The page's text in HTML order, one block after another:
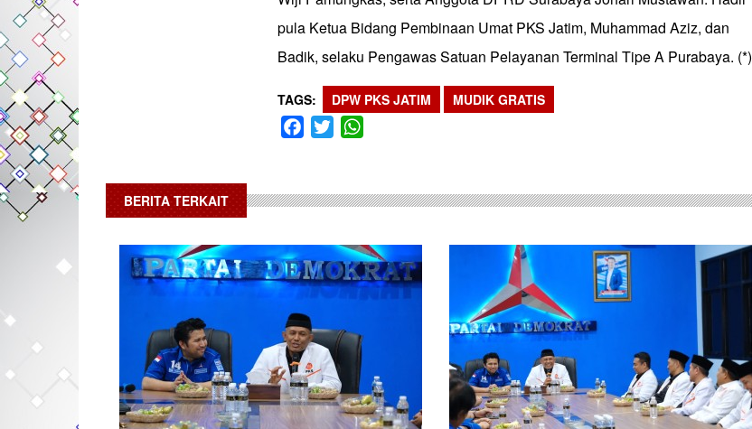
pula Ketua Bidang Pembinaan Umat PKS Jatim, Muhammad Aziz, dan
Badik, selaku Pengawas Satuan Pelayanan Terminal Tipe A Purabaya. (*)
TAGS DPW PKS JATIM MUDIK GRATIS
Facebook
Twitter
BERITA TERKAIT